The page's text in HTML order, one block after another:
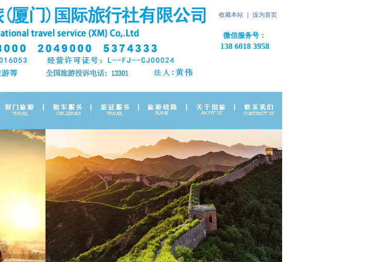
收藏本站 设为首页
微信服务号：
138 6018 3958